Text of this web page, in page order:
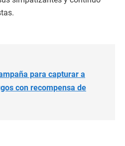
para capturar a
con recompensa de